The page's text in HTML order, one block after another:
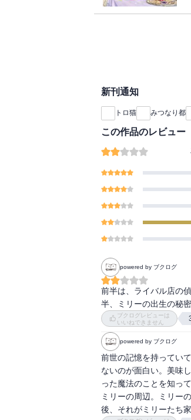
ル
新刊通知
トロ猫 みつなり都
この作品のレビュー
powered by ブクログ
前半は、ライバル店の
半、ミリーの出生の秘
ブクログレビューは
いいねできません
powered by ブクログ
前世の記憶を持ってい
ないのが面白い。美味
った魔法のことを知っ
ミリーの周辺。ミリー
後、それがミリーたち